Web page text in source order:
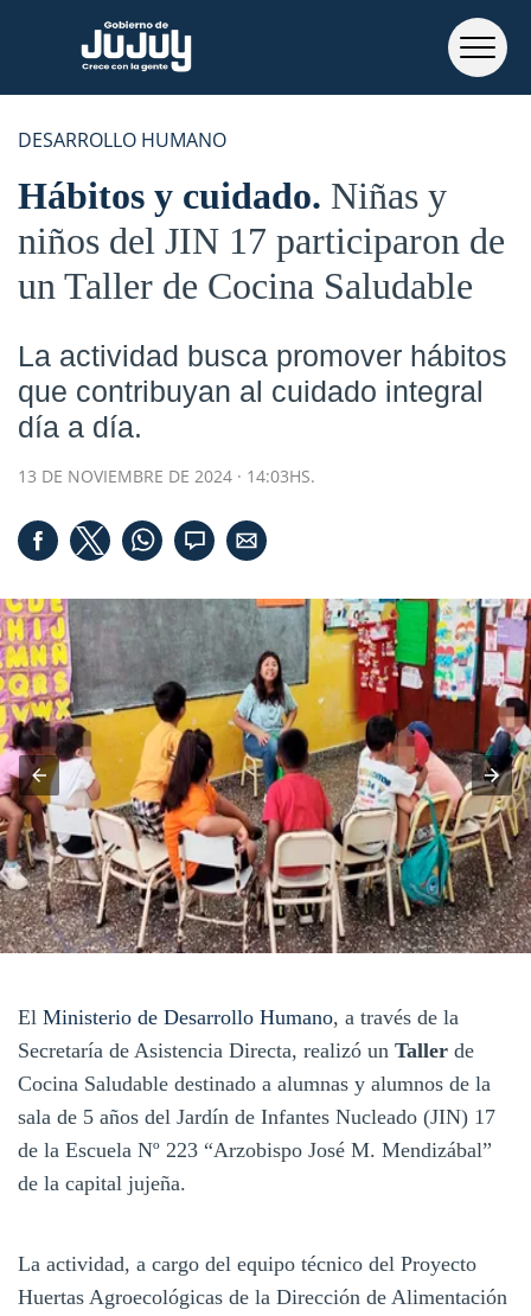
DESARROLLO HUMANO
Hábitos y cuidado Niñas y
niños del JIN 17 participaron de
un Taller de Cocina Saludable
La actividad busca promover hábitos
que contribuyan al cuidado integral
día a día.
13 DE NOVIEMBRE DE 2024 · 14:03HS.
El Ministerio de Desarrollo Humano, a través de la
Secretaría de Asistencia Directa, realizó un Taller de
Cocina Saludable destinado a alumnas y alumnos de la
sala de 5 años del Jardín de Infantes Nucleado (JIN) 17
de la Escuela Nº 223 “Arzobispo José M. Mendizábal”
de la capital jujeña.
La actividad, a cargo del equipo técnico del Proyecto
Huertas Agroecológicas de la Dirección de Alimentación